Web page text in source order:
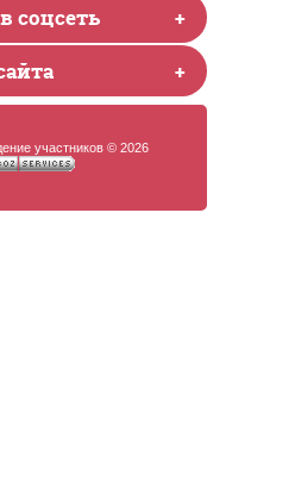
соцсеть +
+
участников © 2026